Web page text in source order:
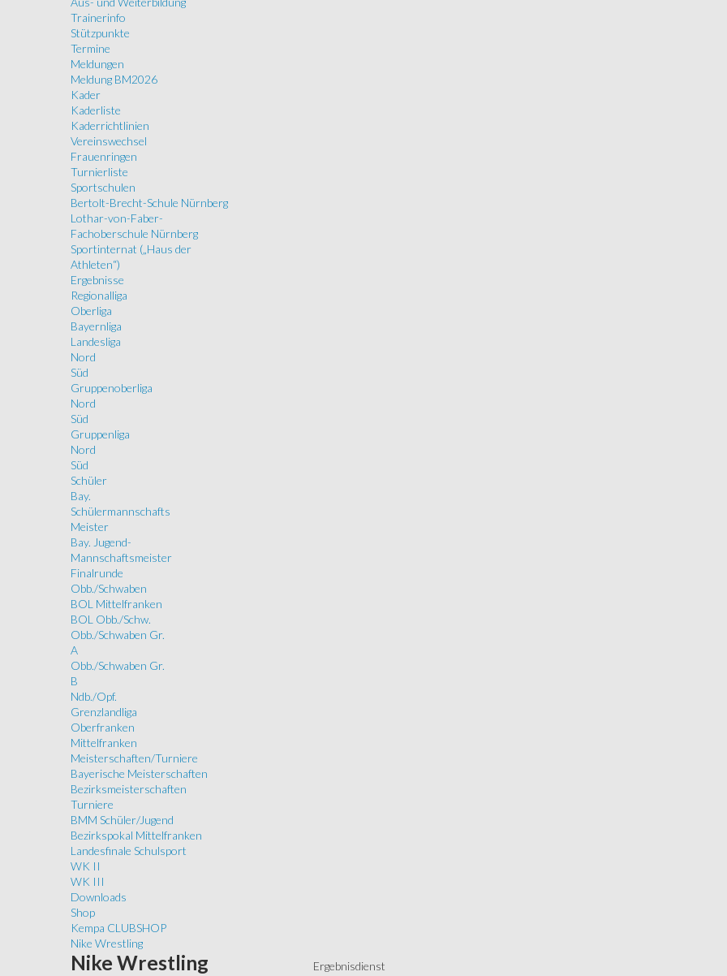
Trainerinfo
Stützpunkte
Termine
Meldungen
Meldung BM2026
Kader
Kaderliste
Kaderrichtlinien
Vereinswechsel
Frauenringen
Turnierliste
Sportschulen
Bertolt-Brecht-Schule Nürnberg
Lothar-von-Faber-
Fachoberschule Nürnberg
Sportinternat („Haus der
Athleten“)
Ergebnisse
Regionalliga
Oberliga
Bayernliga
Landesliga
Nord
Süd
Gruppenoberliga
Nord
Süd
Gruppenliga
Nord
Süd
Schüler
Bay.
Schülermannschafts
Meister
Bay. Jugend-
Mannschaftsmeister
Finalrunde
Obb./Schwaben
BOL Mittelfranken
BOL Obb./Schw.
Obb./Schwaben Gr.
A
Obb./Schwaben Gr.
B
Ndb./Opf.
Grenzlandliga
Oberfranken
Mittelfranken
Meisterschaften/Turniere
Bayerische Meisterschaften
Bezirksmeisterschaften
Turniere
BMM Schüler/Jugend
Bezirkspokal Mittelfranken
Landesfinale Schulsport
WK II
WK III
Downloads
Shop
Kempa CLUBSHOP
Nike Wrestling
Ergebnisdienst
Nike Wrestling